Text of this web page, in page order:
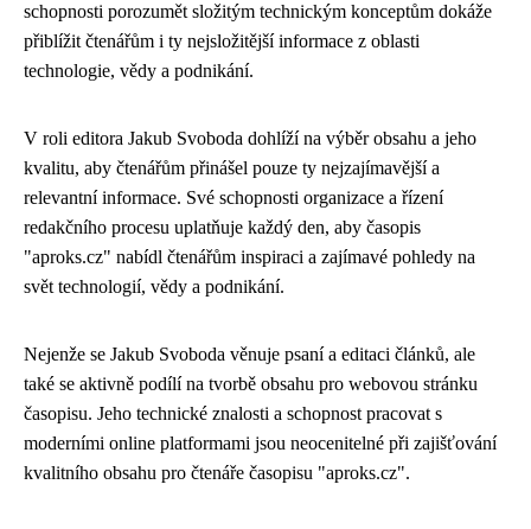
schopnosti porozumět složitým technickým konceptům dokáže
přiblížit čtenářům i ty nejsložitější informace z oblasti
technologie, vědy a podnikání.
V roli editora Jakub Svoboda dohlíží na výběr obsahu a jeho
kvalitu, aby čtenářům přinášel pouze ty nejzajímavější a
relevantní informace. Své schopnosti organizace a řízení
redakčního procesu uplatňuje každý den, aby časopis
"aproks.cz" nabídl čtenářům inspiraci a zajímavé pohledy na
svět technologií, vědy a podnikání.
Nejenže se Jakub Svoboda věnuje psaní a editaci článků, ale
také se aktivně podílí na tvorbě obsahu pro webovou stránku
časopisu. Jeho technické znalosti a schopnost pracovat s
moderními online platformami jsou neocenitelné při zajišťování
kvalitního obsahu pro čtenáře časopisu "aproks.cz".